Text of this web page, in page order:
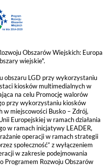
Obszarów Wiejskich: Europa
wiejskie".
obszaru LGD przy wykorzystaniu
kiosków multimedialnych w
na celu Promocję walorów
przy wykorzystaniu kiosków
w miejscowości Busko – Zdrój,
Europejskiej w ramach działania
w ramach inicjatywy LEADER,
operacji w ramach strategii
społeczność” z wyłączeniem
w zakresie podejmowania
Programem Rozwoju Obszarów